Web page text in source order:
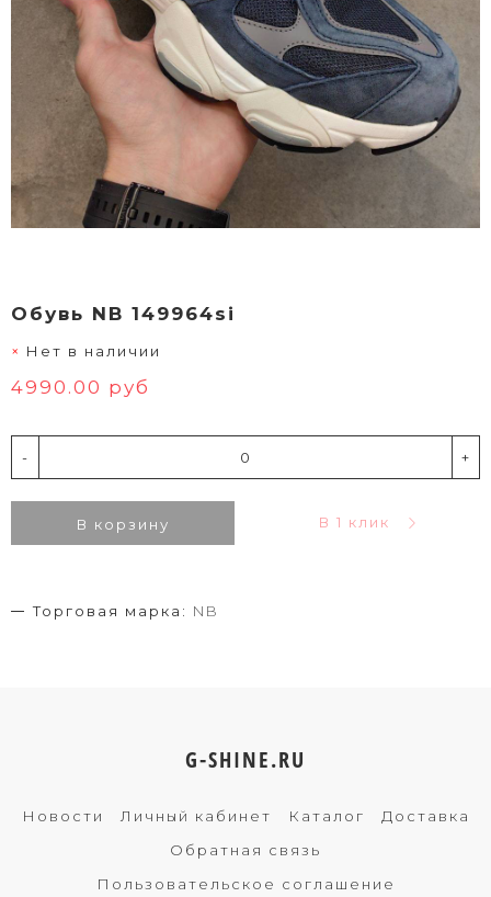
Обувь NB 149964si
Нет в наличии
4990.00 руб
- +
В корзину В 1 клик
Торговая марка: NB
G-SHINE.RU
Новости Личный кабинет Каталог
Доставка
Обратная связь
Пользовательское соглашение